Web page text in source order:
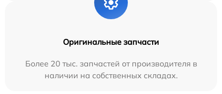
Оригинальные запчасти
Более 20 тыс. запчастей от производителя в
наличии на собственных складах.